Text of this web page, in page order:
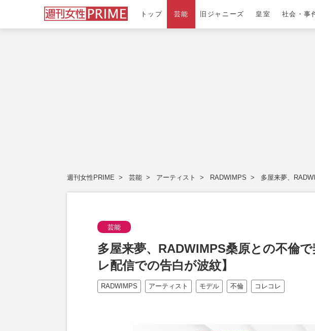
トップ 芸能 旧ジャニーズ 皇室 社会・事
週刊女性PRIME 芸能 アーティスト RADWIMPS 多屋来夢、
芸能
多屋来夢、RADWIMPS桑原との不倫
レ配信での告白が波紋】
RADWIMPS アーティスト モデル 不倫 コレコレ